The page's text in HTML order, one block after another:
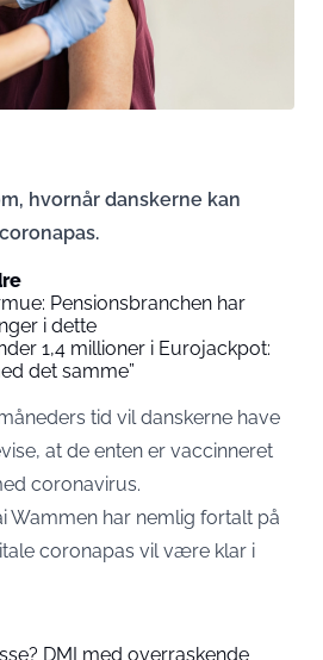
hvornår danskerne kan
Pensionsbranchen har
i dette
1,4 millioner i Eurojackpot:
det samme”
tid vil danskerne have
at de enten er vaccinneret
coronavirus.
Wammen har nemlig fortalt på
coronapas vil være klar i
DMI med overraskende